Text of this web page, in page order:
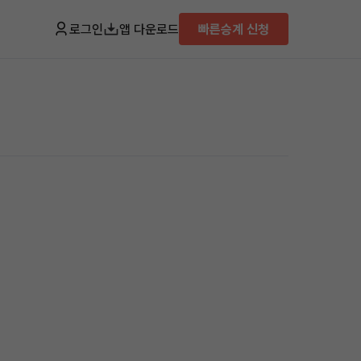
로그인 앱 다운로드 빠른승계 신청